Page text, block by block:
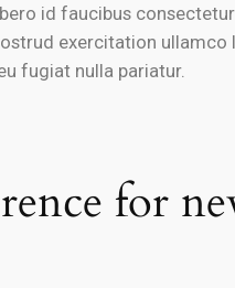
id faucibus
exercitation
fugiat nulla pariatur.
for